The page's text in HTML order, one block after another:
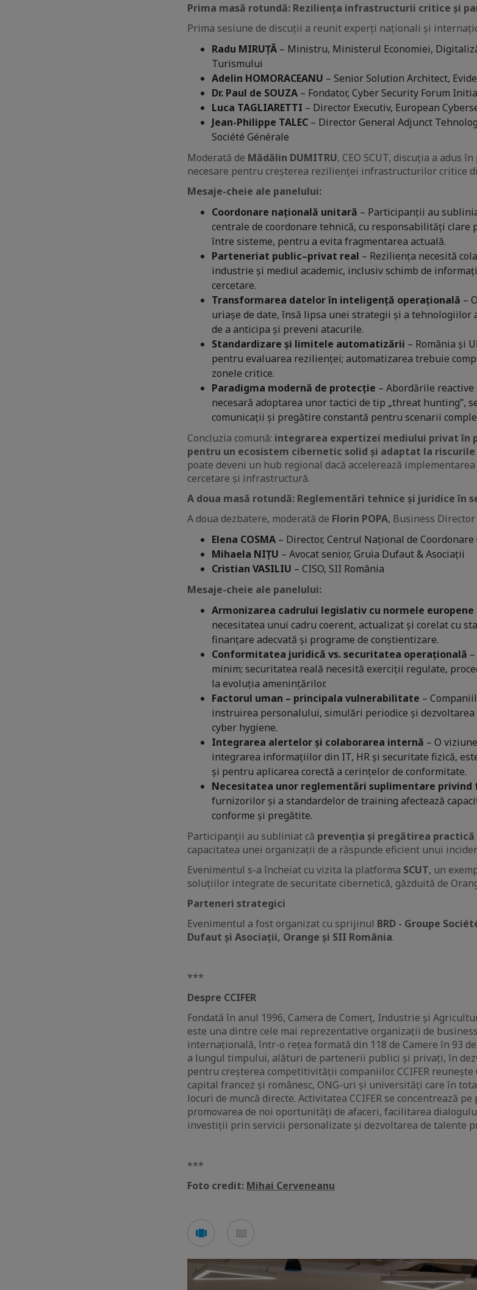
Prima masă rotundă: Reziliența infrastructurii critice și
Prima sesiune de discuții a reunit experți naționali și
Radu MIRUȚĂ – Ministru, Ministerul Economiei,
Turismului
Adelin HOMORACEANU – Senior Solution Architect,
Dr. Paul de SOUZA – Fondator, Cyber Security Forum
Luca TAGLIARETTI – Director Executiv, European
Jean-Philippe TALEC – Director General Adjunct
Société Générale
Moderată de Mădălin DUMITRU, CEO SCUT, discuția a adus
necesare pentru creșterea rezilienței infrastructurilor critice
Mesaje-cheie ale panelului:
Coordonare națională unitară – Participanții au
centrale de coordonare tehnică, cu responsabilități
între sisteme, pentru a evita fragmentarea actuală.
Parteneriat public–privat real – Reziliența necesită
industrie și mediul academic, inclusiv schimb de
cercetare.
Transformarea datelor în inteligență operațională –
uriașe de date, însă lipsa unei strategii și a tehnologiilor
de a anticipa și preveni atacurile.
Standardizare și limitele automatizării – România și
pentru evaluarea rezilienței; automatizarea trebuie
zonele critice.
Paradigma modernă de protecție – Abordările
necesară adoptarea unor tactici de tip „threat hunting”,
comunicații și pregătire constantă pentru scenarii
Concluzia comună: integrarea expertizei mediului privat în
pentru un ecosistem cibernetic solid și adaptat la
poate deveni un hub regional dacă accelerează
cercetare și infrastructură.
A doua masă rotundă: Reglementări tehnice și juridice în
A doua dezbatere, moderată de Florin POPA, Business
Elena COSMA – Director, Centrul Național de
Mihaela NIȚU – Avocat senior, Gruia Dufaut & Asociații
Cristian VASILIU – CISO, SII România
Mesaje-cheie ale panelului:
Armonizarea cadrului legislativ cu normele europene
necesitatea unui cadru coerent, actualizat și corelat cu
finanțare adecvată și programe de conștientizare.
Conformitatea juridică vs. securitatea operațională
minim; securitatea reală necesită exerciții regulate,
la evoluția amenințărilor.
Factorul uman – principala vulnerabilitate –
instruirea personalului, simulări periodice și
cyber hygiene.
Integrarea alertelor și colaborarea internă – O
integrarea informațiilor din IT, HR și securitate fizică,
și pentru aplicarea corectă a cerințelor de conformitate.
Necesitatea unor reglementări suplimentare privind
furnizorilor și a standardelor de training afectează
conforme și pregătite.
Participanții au subliniat că prevenția și pregătirea
capacitatea unei organizații de a răspunde eficient unui
Evenimentul s-a încheiat cu vizita la platforma SCUT, un
soluțiilor integrate de securitate cibernetică, găzduită de
Parteneri strategici
Evenimentul a fost organizat cu sprijinul BRD - Groupe
Dufaut și Asociații, Orange și SII România.
***
Despre CCIFER
Fondată în anul 1996, Camera de Comerț, Industrie și
este una dintre cele mai reprezentative organizații de
internațională, într-o rețea formată din 118 de Camere în 93
a lungul timpului, alături de partenerii publici și privați, în
pentru creșterea competitivității companiilor. CCIFER reunește
capital francez și românesc, ONG-uri și universități care în
locuri de muncă directe. Activitatea CCIFER se concentrează
promovarea de noi oportunități de afaceri, facilitarea
investiții prin servicii personalizate și dezvoltarea de talente
***
Foto credit: Mihai Cerveneanu
See
carouselmosaic